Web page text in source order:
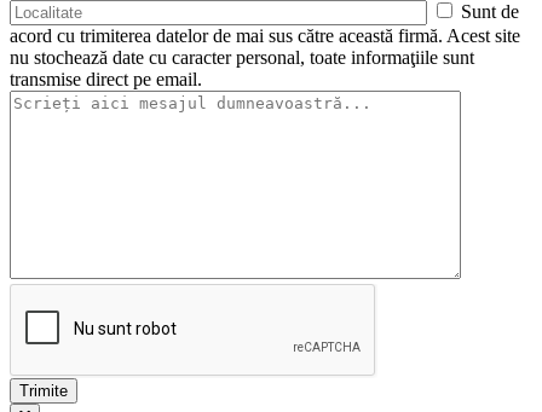
Sunt de
acord cu trimiterea datelor de mai sus către această firmă. Acest site
nu stochează date cu caracter personal, toate informaţiile sunt
transmise direct pe email.